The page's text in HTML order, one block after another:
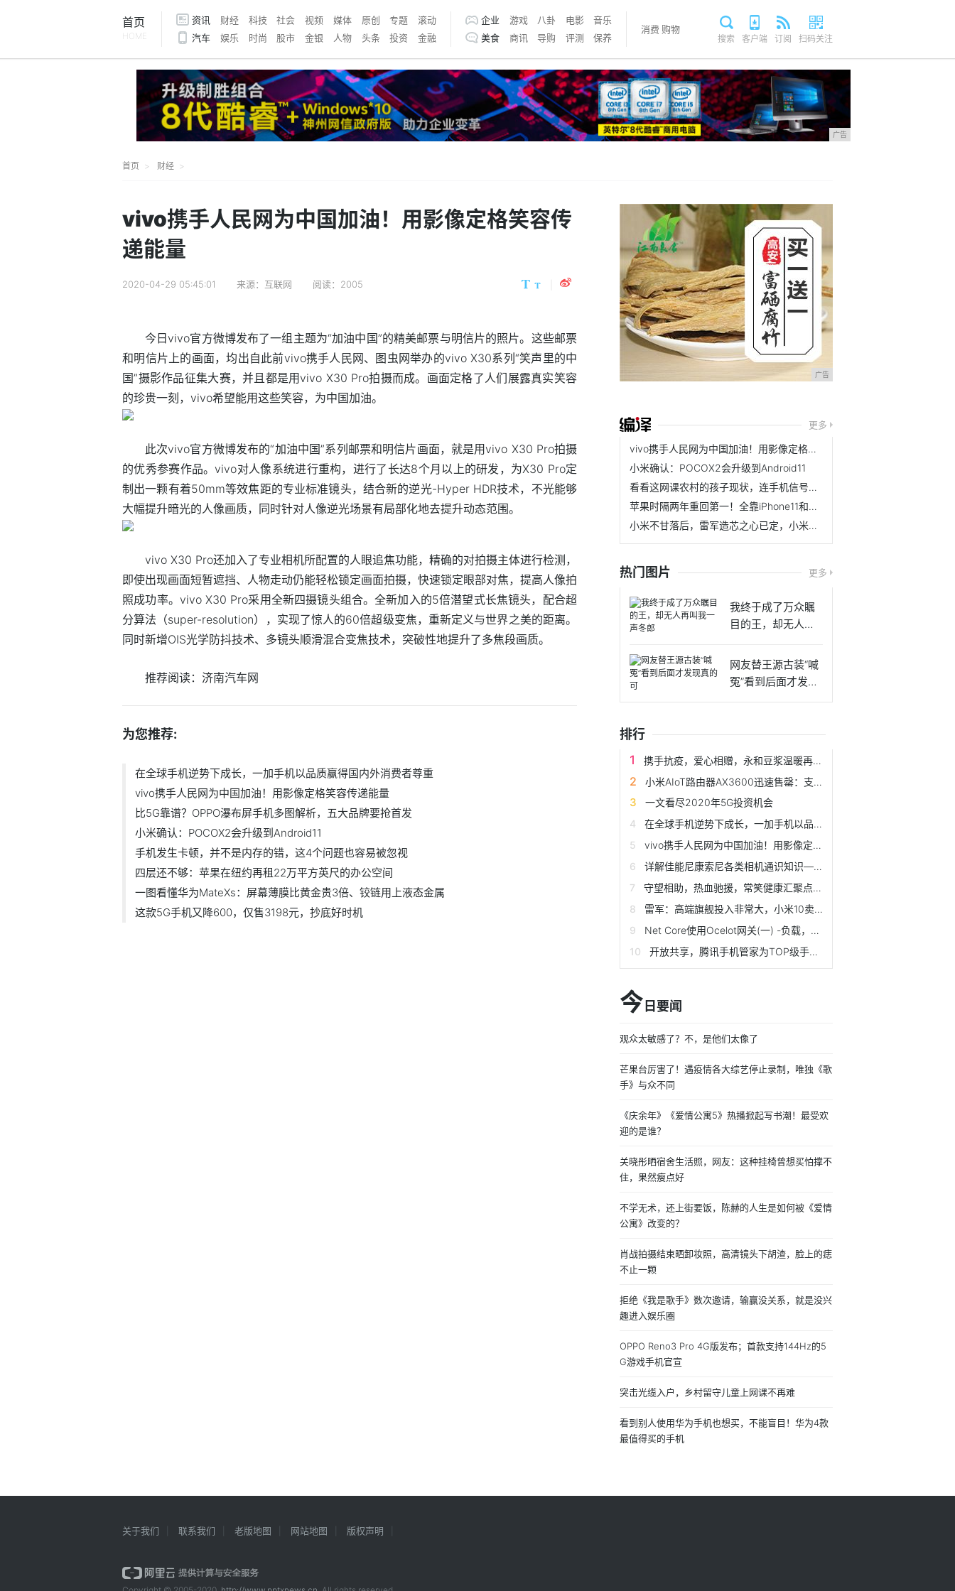
首页
HOME
资讯 财经 科技 社会 视频 媒体 原创 专题
滚动
汽车
娱乐 时尚 股市 金银 人物 头条 投资 金融
企业 游戏 八卦 电影
音乐
美食
商讯 导购 评测 保养
消费 购物
搜索 客户端 订阅 扫码关注
广告
首页 财经
vivo携手人民网为中国加油！用影像定格笑容传
递能量
2020-04-29 05:45:01 来源：互联网 阅读：2005
今日vivo官方微博发布了一组主题为“加油中国”的精美邮票与明信片的照片。这些邮票
和明信片上的画面，均出自此前vivo携手人民网、图虫网举办的vivo X30系列“笑声里的中
国”摄影作品征集大赛，并且都是用vivo X30 Pro拍摄而成。画面定格了人们展露真实笑容
的珍贵一刻，vivo希望能用这些笑容，为中国加油。
此次vivo官方微博发布的“加油中国”系列邮票和明信片画面，就是用vivo X30 Pro拍摄
的优秀参赛作品。vivo对人像系统进行重构，进行了长达8个月以上的研发，为X30 Pro定
制出一颗有着50mm等效焦距的专业标准镜头，结合新的逆光-Hyper HDR技术，不光能够
大幅提升暗光的人像画质，同时针对人像逆光场景有局部化地去提升动态范围。
vivo X30 Pro还加入了专业相机所配置的人眼追焦功能，精确的对拍摄主体进行检测，
即使出现画面短暂遮挡、人物走动仍能轻松锁定画面拍摄，快速锁定眼部对焦，提高人像拍
照成功率。vivo X30 Pro采用全新四摄镜头组合。全新加入的5倍潜望式长焦镜头，配合超
分算法（super-resolution），实现了惊人的60倍超级变焦，重新定义与世界之美的距离。
同时新增OIS光学防抖技术、多镜头顺滑混合变焦技术，突破性地提升了多焦段画质。
推荐阅读： 济南汽车网
为您推荐:
在全球手机逆势下成长，一加手机以品质赢得国内外消费者尊重
vivo携手人民网为中国加油！用影像定格笑容传递能量
比5G靠谱？OPPO瀑布屏手机多图解析，五大品牌要抢首发
小米确认：POCOX2会升级到Android11
手机发生卡顿，并不是内存的错，这4个问题也容易被忽视
四层还不够：苹果在纽约再租22万平方英尺的办公空间
一图看懂华为MateXs：屏幕薄膜比黄金贵3倍、铰链用上液态金属
这款5G手机又降600，仅售3198元，抄底好时机
广告
更多
vivo携手人民网为中国加油！用影像定格笑容传递能量
小米确认：POCOX2会升级到Android11
看看这网课农村的孩子现状，连手机信号都没有，怎么上网课，更别说电脑了#搞笑快递站##沙雕日常# 笑火了的微博视频
苹果时隔两年重回第一！全靠iPhone11和XR，真的有那么香吗？
小米不甘落后，雷军造芯之心已定，小米入股一家芯片公司
热门图片 更多
我终于成了万众瞩
目的王，却无人再
网友替王源古装“喊
冤”看到后面才发现
真的
排行
携手抗疫，爱心相赠，永和豆浆温暖再行动
小米AIoT路由器AX3600迅速售罄：支持WiFi 6 599元
一文看尽2020年5G投资机会
在全球手机逆势下成长，一加手机以品质赢得国内外消费者尊重
vivo携手人民网为中国加油！用影像定格笑容传递能量
详解佳能尼康索尼各类相机通识知识——曝光组合
守望相助，热血驰援，常笑健康汇聚点滴助力抗疫
雷军：高端旗舰投入非常大，小米10卖3999元是真的交朋友
Net Core使用Ocelot网关(一) -负载，限流，熔断，Header转换
开放共享，腾讯手机管家为TOP级手机厂商输出垃圾清理能力
今 日要闻
观众太敏感了？不，是他们太像了
芒果台厉害了！遇疫情各大综艺停止录制，唯独《歌
手》与众不同
《庆余年》《爱情公寓5》热播掀起写书潮！最受欢
迎的是谁？
关晓彤晒宿舍生活照，网友：这种挂椅曾想买怕撑不
住，果然瘦点好
不学无术，还上街要饭，陈赫的人生是如何被《爱情
公寓》改变的？
肖战拍摄结束晒卸妆照，高清镜头下胡渣，脸上的痣
不止一颗
拒绝《我是歌手》数次邀请，输赢没关系，就是没兴
趣进入娱乐圈
OPPO Reno3 Pro 4G版发布；首款支持144Hz的5
G游戏手机官宣
突击光缆入户，乡村留守儿童上网课不再难
看到别人使用华为手机也想买，不能盲目！华为4款
最值得买的手机
关于我们 联系我们 老版地图 网站地图 版权声明